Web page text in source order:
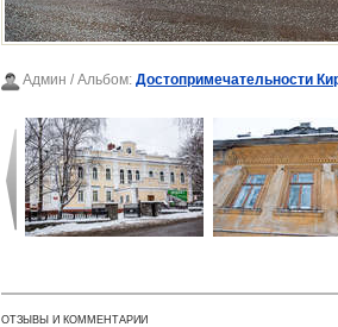
Админ / Альбом: Достопримечательности
ОТЗЫВЫ И КОММЕНТАРИИ